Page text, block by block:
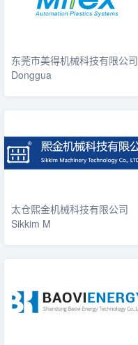
东莞市美得机械科技有限公司
Donggua
太仓熙金机械科技有限公司
Sikkim M